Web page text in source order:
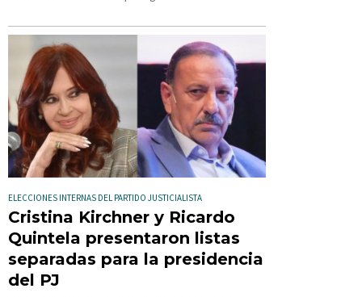
ELECCIONES INTERNAS DEL PARTIDO JUSTICIALISTA
Cristina Kirchner y Ricardo
Quintela presentaron listas
separadas para la presidencia
del PJ